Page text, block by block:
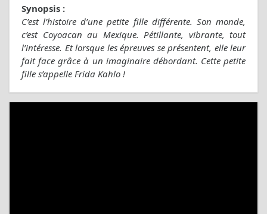
Synopsis :
C’est l’histoire d’une petite fille différente. Son monde,
c’est Coyoacan au Mexique. Pétillante, vibrante, tout
l’intéresse. Et lorsque les épreuves se présentent, elle leur
fait face grâce à un imaginaire débordant. Cette petite
fille s’appelle Frida Kahlo !